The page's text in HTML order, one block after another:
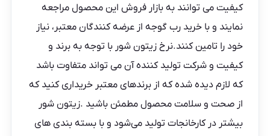
کیفیت می‌ توانند به بازار فروش این محصول مراجعه
نمایند و با خرید رب گوجه از عرضه کنندگان معتبر، نیاز
خود را تامین کنند.نرخ زیتون شور با توجه به برند و
کیفیت و شرکت تولید کننده آن می تواند متفاوت باشد
که لازم دیده شده که از برندهای معتبر خریداری کنید که
از صحت و سلامت محصول مطمئن باشید .زیتون شور
بیشتر در کارخانجات تولید می‌شود و با بسته بندی های